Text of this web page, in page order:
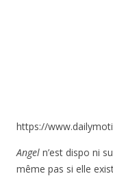
https://
Angel n’est dispo ni
même pas si elle